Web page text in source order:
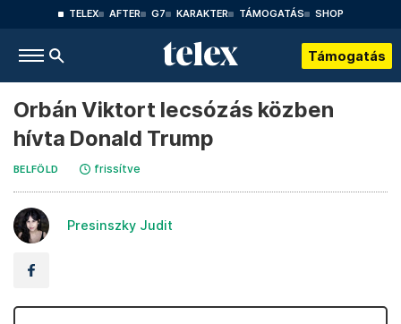
TELEX AFTER G7 KARAKTER TÁMOGATÁS SHOP
Támogatás
Orbán Viktort lecsózás közben
hívta Donald Trump
BELFÖLD frissítve
Presinszky Judit